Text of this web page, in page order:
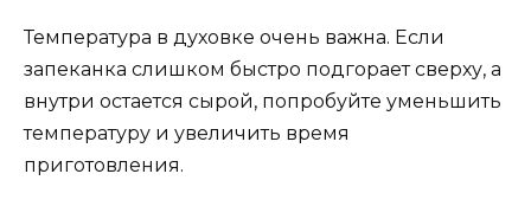
Температура в духовке очень важна. Если
запеканка слишком быстро подгорает сверху, а
внутри остается сырой, попробуйте уменьшить
температуру и увеличить время
приготовления.